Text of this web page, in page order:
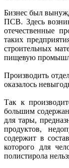
Бизнес был
ПСВ. Здесь
отечественные
таких
строительных
пищевую
Производить
оказалось
Так к
большим
для тары,
продуктов,
содержит в
которого для
полистирола